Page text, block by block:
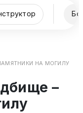
НА МОГИЛУ
–